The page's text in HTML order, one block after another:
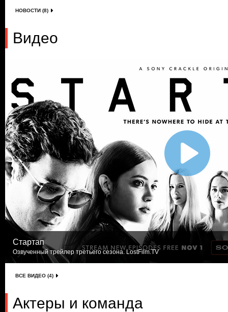
НОВОСТИ (8)
Видео
Стартап
Озвученный трейлер третьего сезона. LostFilm.TV
ВСЕ ВИДЕО (4)
Актеры и команда